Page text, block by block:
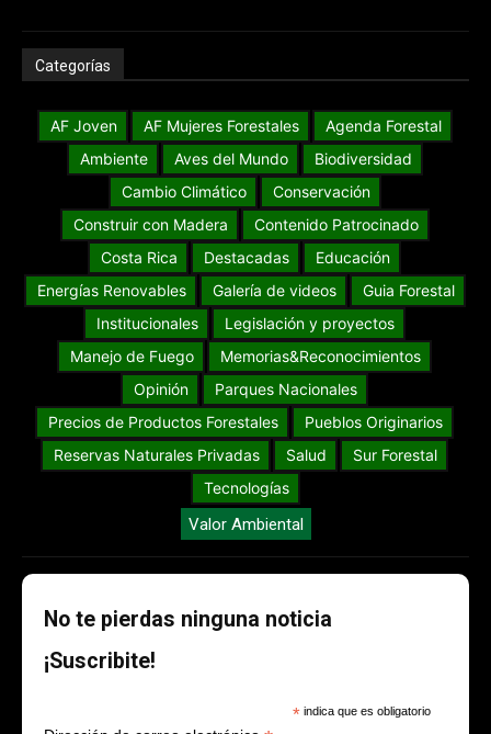
Categorías
AF Joven AF Mujeres Forestales
Agenda Forestal
Ambiente
Aves del Mundo
Biodiversidad
Cambio Climático
Conservación
Construir con Madera
Contenido Patrocinado
Costa Rica
Destacadas
Educación
Energías Renovables
Galería de videos
Guia Forestal
Institucionales
Legislación y proyectos
Manejo de Fuego
Memorias&Reconocimientos
Opinión
Parques Nacionales
Precios de Productos Forestales
Pueblos Originarios
Reservas Naturales Privadas
Salud
Sur Forestal
Tecnologías
Valor Ambiental
No te pierdas ninguna noticia
¡Suscribite!
* indica que es obligatorio